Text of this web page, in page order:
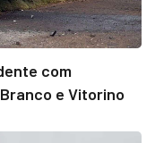
com
e Vitorino